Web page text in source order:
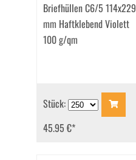
Briefhüllen C6/5 114x229
mm Haftklebend Violett
100 g/qm
Stück:
45.95 €*